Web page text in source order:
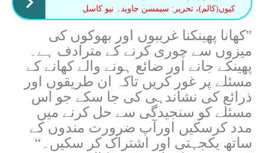
کیوں(کالم)، تحریر: سیمسن جاوید۔ نیو کاسل
”کھانا پھینکنا غریبوں اور بھوکوں کی
میزوں سے چوری کرنے کے مترادف ہے۔
پھینکے جانے اور ضائع ہونے والے کھانے کے
مسئلے پر غور کریں تاکہ ان طریقوں اور
ذرائع کی نشاندہی کی جا سکے جو اس
مسئلے کو سنجیدگی سے حل کرنے میں
مدد کرسکیں اورآپ ضرورت مندوں کے
ساتھ یکجہتی اور اشتراک کر سکیں۔“